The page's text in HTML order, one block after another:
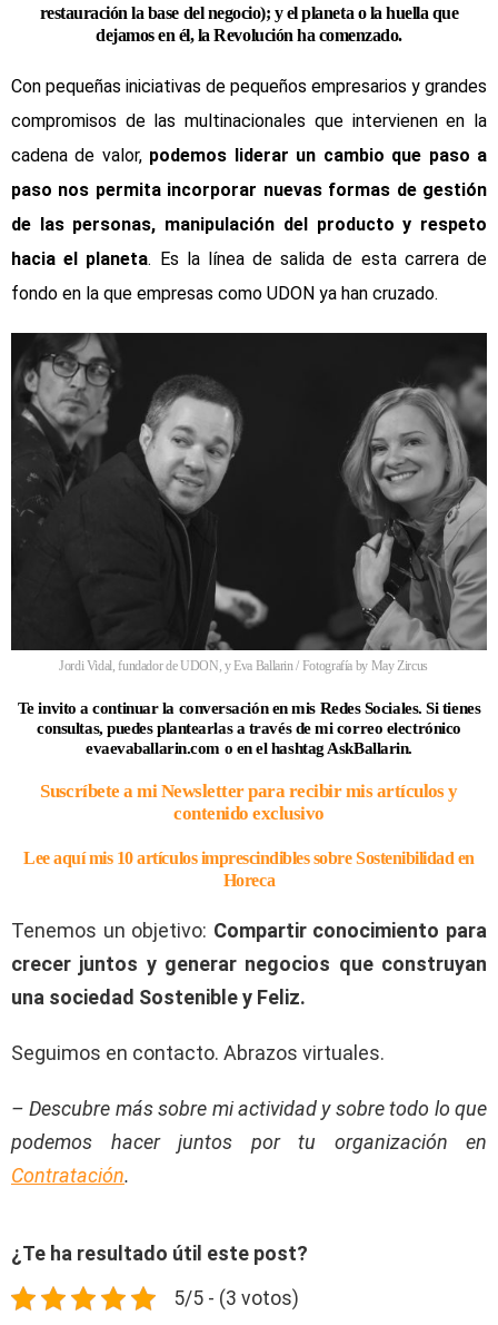
restauración la base del negocio); y el planeta o la huella que
dejamos en él, la Revolución ha comenzado.
Con pequeñas iniciativas de pequeños empresarios y grandes
compromisos de las multinacionales que intervienen en la
cadena de valor, podemos liderar un cambio que paso a
paso nos permita incorporar nuevas formas de gestión
de las personas, manipulación del producto y respeto
hacia el planeta. Es la línea de salida de esta carrera de
fondo en la que empresas como UDON ya han cruzado.
Jordi Vidal, fundador de UDON, y Eva Ballarin / Fotografía by May Zircus
Te invito a continuar la conversación en mis Redes Sociales. Si tienes
consultas, puedes plantearlas a través de mi correo electrónico
evaevaballarin.com o en el hashtag AskBallarin.
Suscríbete a mi Newsletter para recibir mis artículos y
contenido exclusivo
Lee aquí mis 10 artículos imprescindibles sobre Sostenibilidad en
Horeca
Tenemos un objetivo: Compartir conocimiento para
crecer juntos y generar negocios que construyan
una sociedad Sostenible y Feliz.
Seguimos en contacto. Abrazos virtuales.
– Descubre más sobre mi actividad y sobre todo lo que
podemos hacer juntos por tu organización en
Contratación.
¿Te ha resultado útil este post?
5/5 - (3 votos)